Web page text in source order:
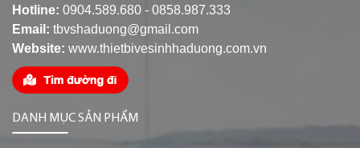
Hotline: 0904.589.680 - 0858.987.333
Email: tbvshaduong@gmail.com
Website: www.thietbivesinhhaduong.com.vn
DANH MỤC SẢN PHẨM